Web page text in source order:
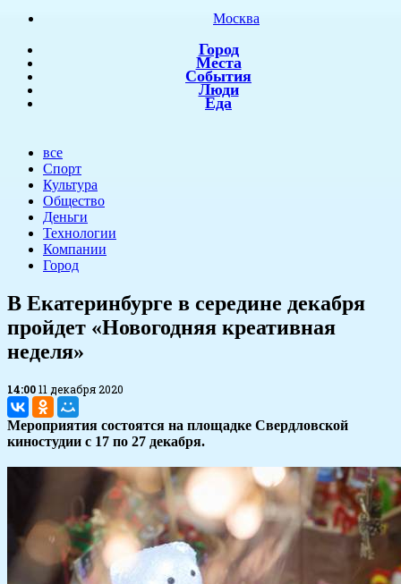
Москва
Город
Места
События
Люди
Еда
все
Спорт
Культура
Общество
Деньги
Технологии
Компании
Город
​В Екатеринбурге в середине декабря
пройдет «Новогодняя креативная
неделя»
14:0011 декабря 2020
Мероприятия состоятся на площадке Свердловской
киностудии с 17 по 27 декабря.